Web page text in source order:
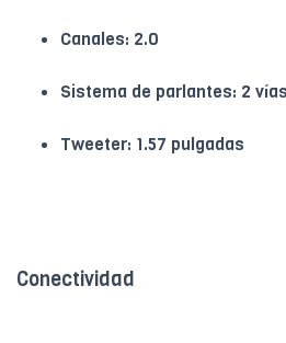
Canales: 2.0
Sistema de parlantes: 2
Tweeter: 1.57 pulgadas
Conectividad